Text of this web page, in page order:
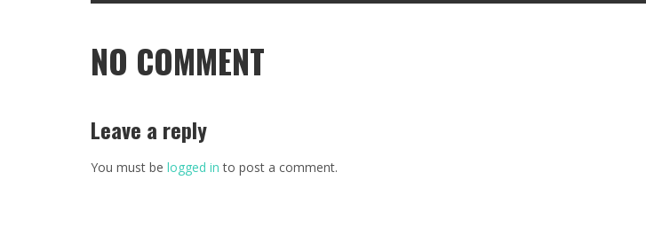
NO COMMENT
Leave a reply
You must be logged in to post a comment.